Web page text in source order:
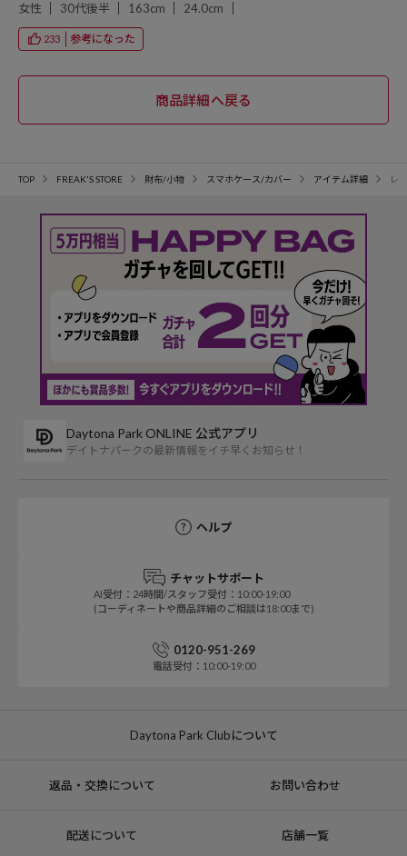
女性
30代後半 163cm 24.0cm
233 参考になった
TOP FREAK'S STORE 財布/小物 スマホケース/カバー アイテム詳細 レ
Daytona Park ONLINE 公式アプリ
デイトナパークの最新情報をイチ早くお知らせ！
ヘルプ
チャットサポート
AI受付：24時間/スタッフ受付：10:00-19:00
(コーディネートや商品詳細のご相談は18:00まで)
0120-951-269
電話受付：10:00-19:00
Daytona Park Clubについて
返品・交換について お問い合わせ
配送について 店舗一覧